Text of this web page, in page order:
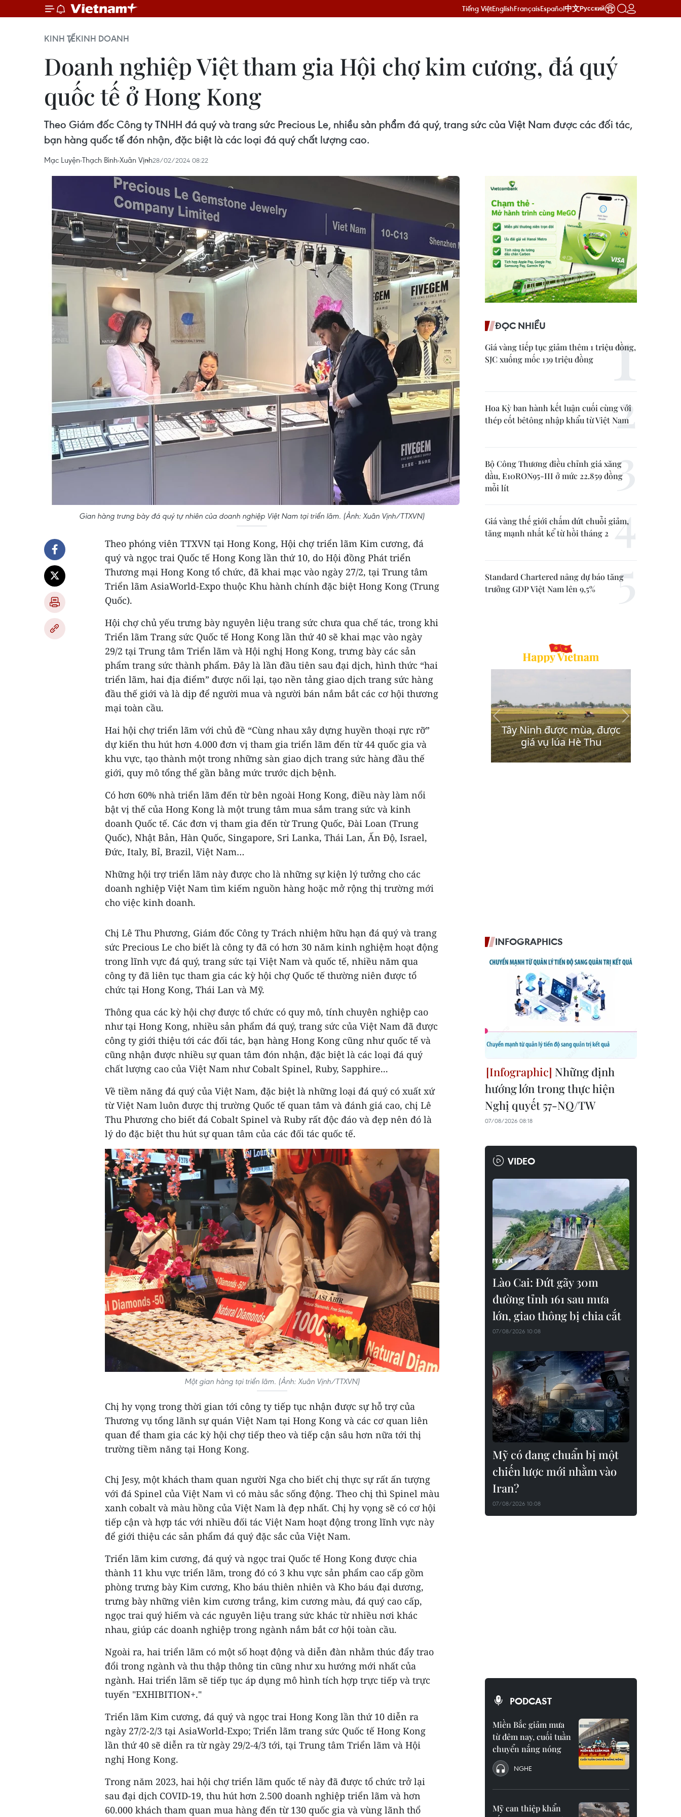
Tiếng ViệtEnglishFrançaisEspañol中文Русский
KINH TẾKINH DOANH
Doanh nghiệp Việt tham gia Hội chợ kim cương, đá quý
quốc tế ở Hong Kong
Theo Giám đốc Công ty TNHH đá quý và trang sức Precious Le, nhiều sản phẩm đá quý, trang sức của Việt Nam được các đối tác,
bạn hàng quốc tế đón nhận, đặc biệt là các loại đá quý chất lượng cao.
Mạc Luyện-Thạch Bình-Xuân Vịnh28/02/2024 08:22
Gian hàng trưng bày đá quý tự nhiên của doanh nghiệp Việt Nam tại triển lãm. (Ảnh: Xuân Vịnh/TTXVN)
Theo phóng viên TTXVN tại Hong Kong, Hội chợ triển lãm Kim cương, đá
quý và ngọc trai Quốc tế Hong Kong lần thứ 10, do Hội đồng Phát triển
Thương mại Hong Kong tổ chức, đã khai mạc vào ngày 27/2, tại Trung tâm
Triển lãm AsiaWorld-Expo thuộc Khu hành chính đặc biệt Hong Kong (Trung
Quốc).
Hội chợ chủ yếu trưng bày nguyên liệu trang sức chưa qua chế tác, trong khi
Triển lãm Trang sức Quốc tế Hong Kong lần thứ 40 sẽ khai mạc vào ngày
29/2 tại Trung tâm Triển lãm và Hội nghị Hong Kong, trưng bày các sản
phẩm trang sức thành phẩm. Đây là lần đầu tiên sau đại dịch, hình thức “hai
triển lãm, hai địa điểm” được nối lại, tạo nền tảng giao dịch trang sức hàng
đầu thế giới và là dịp để người mua và người bán nắm bắt các cơ hội thương
mại toàn cầu.
Hai hội chợ triển lãm với chủ đề “Cùng nhau xây dựng huyền thoại rực rỡ”
dự kiến thu hút hơn 4.000 đơn vị tham gia triển lãm đến từ 44 quốc gia và
khu vực, tạo thành một trong những sàn giao dịch trang sức hàng đầu thế
giới, quy mô tổng thể gần bằng mức trước dịch bệnh.
Có hơn 60% nhà triển lãm đến từ bên ngoài Hong Kong, điều này làm nổi
bật vị thế của Hong Kong là một trung tâm mua sắm trang sức và kinh
doanh Quốc tế. Các đơn vị tham gia đến từ Trung Quốc, Đài Loan (Trung
Quốc), Nhật Bản, Hàn Quốc, Singapore, Sri Lanka, Thái Lan, Ấn Độ, Israel,
Đức, Italy, Bỉ, Brazil, Việt Nam…
Những hội trợ triển lãm này được cho là những sự kiện lý tưởng cho các
doanh nghiệp Việt Nam tìm kiếm nguồn hàng hoặc mở rộng thị trường mới
cho việc kinh doanh.
Chị Lê Thu Phương, Giám đốc Công ty Trách nhiệm hữu hạn đá quý và trang
sức Precious Le cho biết là công ty đã có hơn 30 năm kinh nghiệm hoạt động
trong lĩnh vực đá quý, trang sức tại Việt Nam và quốc tế, nhiều năm qua
công ty đã liên tục tham gia các kỳ hội chợ Quốc tế thường niên được tổ
chức tại Hong Kong, Thái Lan và Mỹ.
Thông qua các kỳ hội chợ được tổ chức có quy mô, tính chuyên nghiệp cao
như tại Hong Kong, nhiều sản phẩm đá quý, trang sức của Việt Nam đã được
công ty giới thiệu tới các đối tác, bạn hàng Hong Kong cũng như quốc tế và
cũng nhận được nhiều sự quan tâm đón nhận, đặc biệt là các loại đá quý
chất lượng cao của Việt Nam như Cobalt Spinel, Ruby, Sapphire...
Về tiềm năng đá quý của Việt Nam, đặc biệt là những loại đá quý có xuất xứ
từ Việt Nam luôn được thị trường Quốc tế quan tâm và đánh giá cao, chị Lê
Thu Phương cho biết đá Cobalt Spinel và Ruby rất độc đáo và đẹp nên đó là
lý do đặc biệt thu hút sự quan tâm của các đối tác quốc tế.
Một gian hàng tại triển lãm. (Ảnh: Xuân Vịnh/TTXVN)
Chị hy vọng trong thời gian tới công ty tiếp tục nhận được sự hỗ trợ của
Thương vụ tổng lãnh sự quán Việt Nam tại Hong Kong và các cơ quan liên
quan để tham gia các kỳ hội chợ tiếp theo và tiếp cận sâu hơn nữa tới thị
trường tiềm năng tại Hong Kong.
Chị Jesy, một khách tham quan người Nga cho biết chị thực sự rất ấn tượng
với đá Spinel của Việt Nam vì có màu sắc sống động. Theo chị thì Spinel màu
xanh cobalt và màu hồng của Việt Nam là đẹp nhất. Chị hy vọng sẽ có cơ hội
tiếp cận và hợp tác với nhiều đối tác Việt Nam hoạt động trong lĩnh vực này
để giới thiệu các sản phẩm đá quý đặc sắc của Việt Nam.
Triển lãm kim cương, đá quý và ngọc trai Quốc tế Hong Kong được chia
thành 11 khu vực triển lãm, trong đó có 3 khu vực sản phẩm cao cấp gồm
phòng trưng bày Kim cương, Kho báu thiên nhiên và Kho báu đại dương,
trưng bày những viên kim cương trắng, kim cương màu, đá quý cao cấp,
ngọc trai quý hiếm và các nguyên liệu trang sức khác từ nhiều nơi khác
nhau, giúp các doanh nghiệp trong ngành nắm bắt cơ hội toàn cầu.
Ngoài ra, hai triển lãm có một số hoạt động và diễn đàn nhằm thúc đẩy trao
đổi trong ngành và thu thập thông tin cũng như xu hướng mới nhất của
ngành. Hai triển lãm sẽ tiếp tục áp dụng mô hình tích hợp trực tiếp và trực
tuyến "EXHIBITION+."
Triển lãm Kim cương, đá quý và ngọc trai Hong Kong lần thứ 10 diễn ra
ngày 27/2-2/3 tại AsiaWorld-Expo; Triển lãm trang sức Quốc tế Hong Kong
lần thứ 40 sẽ diễn ra từ ngày 29/2-4/3 tới, tại Trung tâm Triển lãm và Hội
nghị Hong Kong.
Trong năm 2023, hai hội chợ triển lãm quốc tế này đã được tổ chức trở lại
sau đại dịch COVID-19, thu hút hơn 2.500 doanh nghiệp triển lãm và hơn
60.000 khách tham quan mua hàng đến từ 130 quốc gia và vùng lãnh thổ
ĐỌC NHIỀU
Giá vàng tiếp tục giảm thêm 1 triệu đồng,
SJC xuống mốc 139 triệu đồng
Hoa Kỳ ban hành kết luận cuối cùng với
thép cốt bêtông nhập khẩu từ Việt Nam
Bộ Công Thương điều chỉnh giá xăng
dầu, E10RON95-III ở mức 22.859 đồng
mỗi lít
Giá vàng thế giới chấm dứt chuỗi giảm,
tăng mạnh nhất kể từ hồi tháng 2
Standard Chartered nâng dự báo tăng
trưởng GDP Việt Nam lên 9,5%
INFOGRAPHICS
Những định
hướng lớn trong thực hiện
Nghị quyết 57-NQ/TW
07/08/2026 08:18
VIDEO
Lào Cai: Đứt gãy 30m
đường tỉnh 161 sau mưa
lớn, giao thông bị chia cắt
07/08/2026 10:08
Mỹ có đang chuẩn bị một
chiến lược mới nhằm vào
Iran?
07/08/2026 10:08
PODCAST
Miền Bắc giảm mưa
từ đêm nay, cuối tuần
chuyển nắng nóng
NGHE
Mỹ can thiệp khẩn